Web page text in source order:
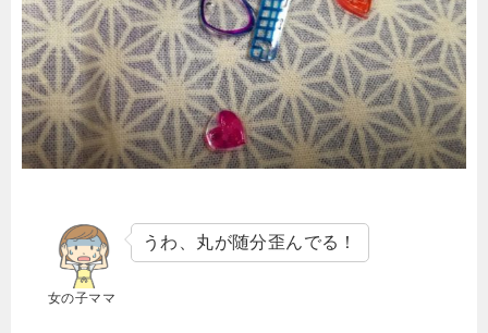
女の子ママ
うわ、丸が随分歪んでる！